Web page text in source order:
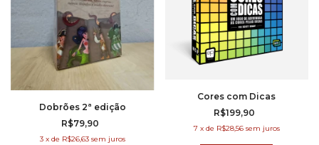
Dobrões 2ª edição
R$79,90
3 x de R$26,63 sem juros
Cores com Dicas
R$199,90
7 x de R$28,56 sem juros